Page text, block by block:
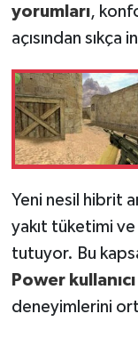
yorumları,
açısından sıkça
Yeni nesil hibrit
yakıt tüketimi
tutuyor. Bu
Power
deneyimlerini